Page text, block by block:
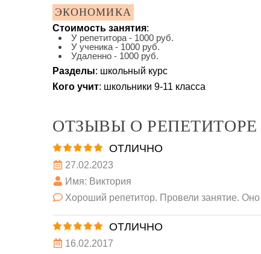
ЭКОНОМИКА
Стоимость занятия:
У репетитора - 1000 руб.
У ученика - 1000 руб.
Удаленно - 1000 руб.
Разделы: школьный курс
Кого учит: школьники 9-11 класса
ОТЗЫВЫ О РЕПЕТИТОРЕ
ОТЛИЧНО
27.02.2023
Имя: Виктория
Хороший репетитор. Провели занятие.
ОТЛИЧНО
16.02.2017